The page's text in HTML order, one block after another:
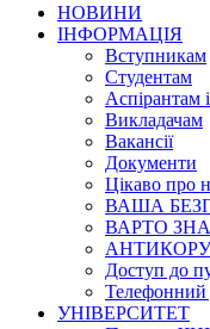
НОВИНИ
ІНФОРМАЦІЯ
Вступникам
Студентам
Аспірантам
Викладачам
Вакансії
Документи
Цікаво про
ВАША
ВАРТО
Доступ до
Телефонний
УНІВЕРСИТЕТ